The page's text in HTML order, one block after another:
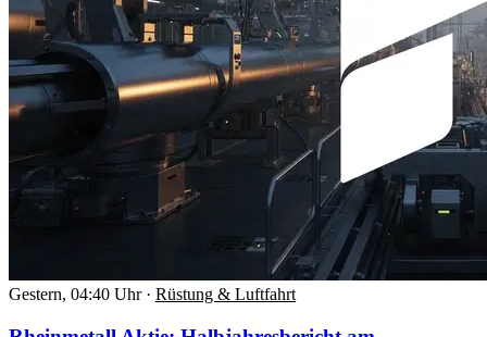
Gestern, 04:40 Uhr · Rüstung & Luftfahrt